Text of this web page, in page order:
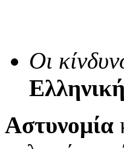
Οι
Ελληνική
Αστυνομία